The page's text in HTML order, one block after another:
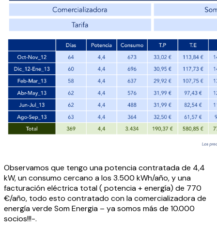
Observamos que tengo una potencia contratada de 4,4
kW, un consumo cercano a los 3.500 kWh/año, y una
facturación eléctrica total ( potencia + energía) de 770
€/año, todo esto contratado con la comercializadora de
energía verde Som Energia – ya somos más de 10.000
socios!!!-.